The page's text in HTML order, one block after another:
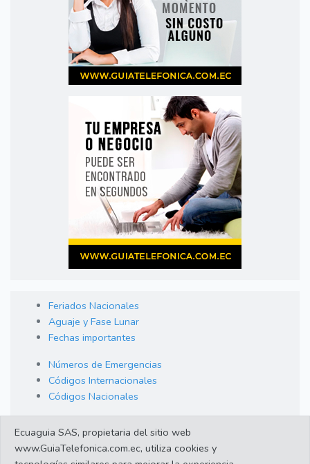
Feriados Nacionales
Aguaje y Fase Lunar
Fechas importantes
Números de Emergencias
Códigos Internacionales
Códigos Nacionales
Cambio de Divisas
Enlaces de interes
Ecuaguia SAS, propietaria del sitio web
www.GuiaTelefonica.com.ec, utiliza cookies y